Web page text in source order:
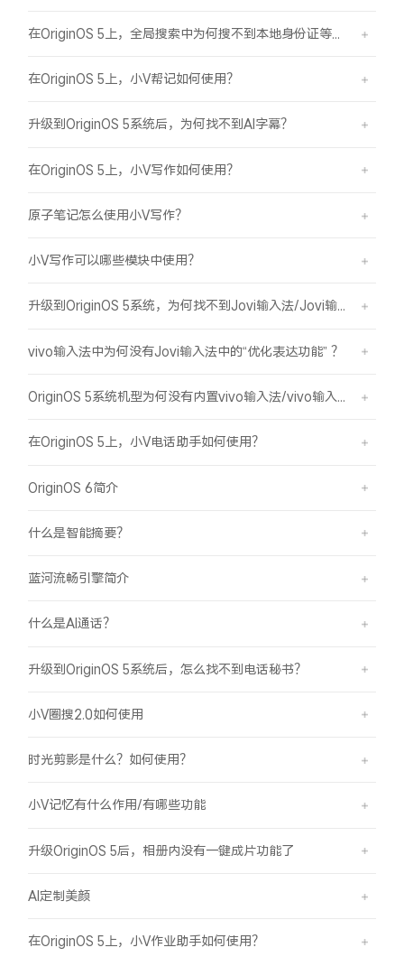
在OriginOS 5上，小V帮记如何使用？
升级到OriginOS 5系统后，为何找不到AI字幕？
在OriginOS 5上，小V写作如何使用？
原子笔记怎么使用小V写作？
小V写作可以哪些模块中使用？
升级到OriginOS 5系统，为何找不到Jovi输入法/Jovi输入法Pro？
vivo输入法中为何没有Jovi输入法中的“优化表达功能” ？
在OriginOS 5上，小V电话助手如何使用？
OriginOS 6简介
什么是智能摘要？
蓝河流畅引擎简介
什么是AI通话？
升级到OriginOS 5系统后，怎么找不到电话秘书？
小V圈搜2.0如何使用
时光剪影是什么？如何使用？
小V记忆有什么作用/有哪些功能
升级OriginOS 5后，相册内没有一键成片功能了
AI定制美颜
在OriginOS 5上，小V作业助手如何使用？